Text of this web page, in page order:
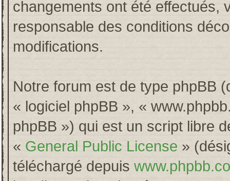
changements ont été effectués,
responsable des conditions
modifications.
Notre forum est de type phpBB
« logiciel phpBB », «
phpBB ») qui est un script libre
« General Public License »
téléchargé depuis